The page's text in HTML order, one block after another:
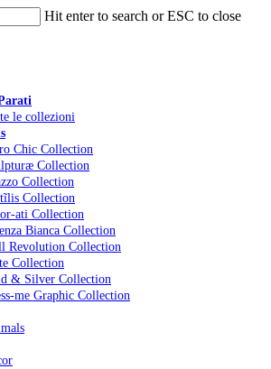
Hit enter to search or ESC to close
le collezioni
Chic Collection
Collection
Collection
Collection
ati Collection
Bianca Collection
Revolution Collection
Collection
& Silver Collection
me Graphic Collection